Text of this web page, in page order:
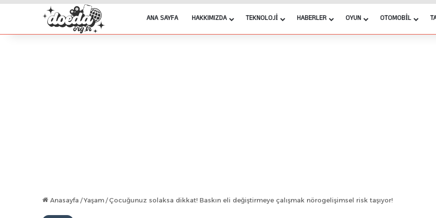
ANA SAYFA HAKKIMIZDA TEKNOLOJI HABERLER OYUN OTOMOBIL
Anasayfa /Yaşam / Çocuğunuz solaksa dikkat! Baskın eli değiştirmeye çalışmak nörogelişimsel risk taşıyor!